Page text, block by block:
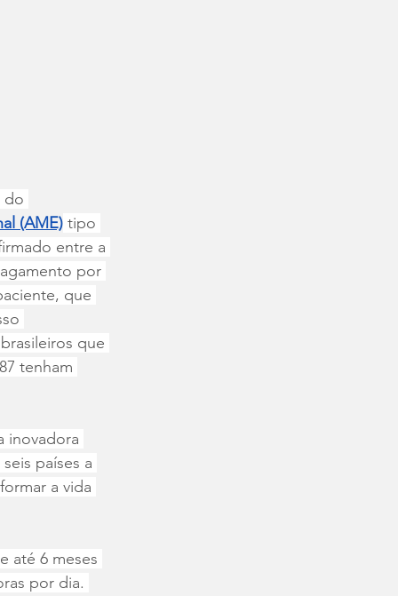
do
(AME) tipo
entre a
por
que
que
tenham
inovadora
países a
a vida
até 6 meses
por dia.